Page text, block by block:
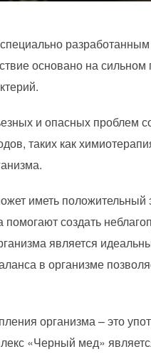
основано на
и опасных проблем
таких как
иметь положительный
создать
является
в организме
организма – это
«Черный мед»